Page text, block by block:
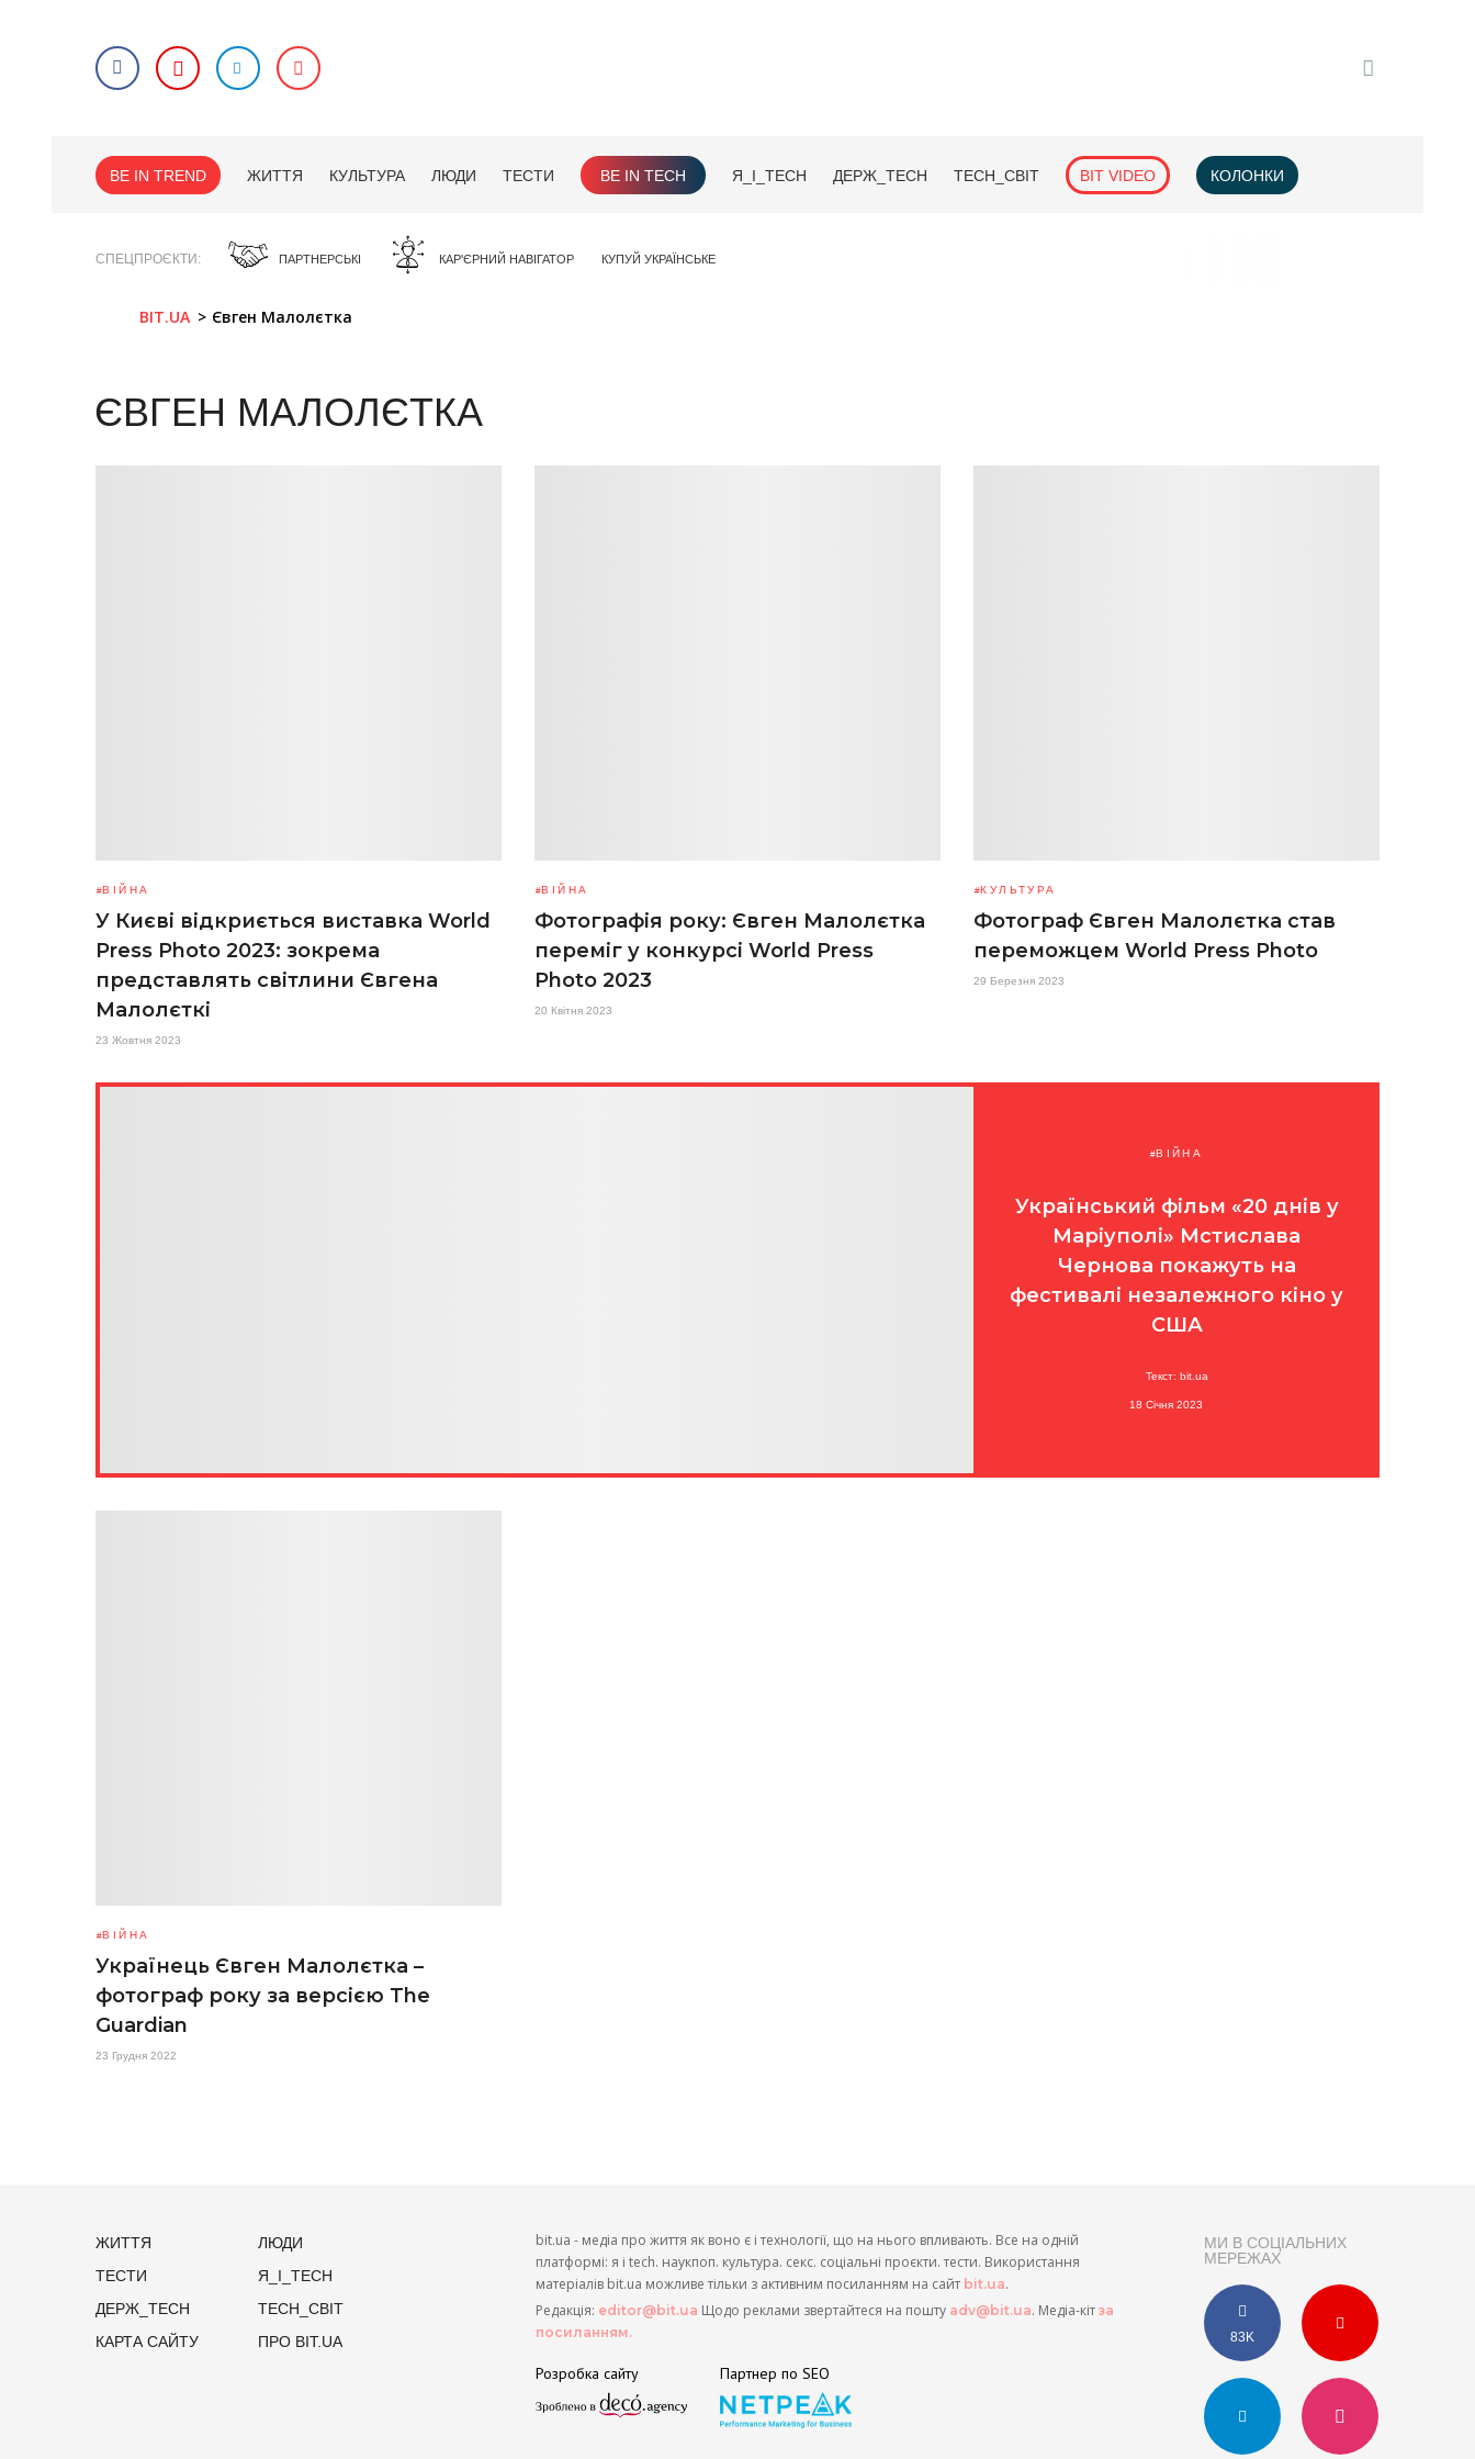
BE IN TREND ЖИТТЯ КУЛЬТУРА ЛЮДИ ТЕСТИ BE IN TECH Я_І_TECH ДЕРЖ_TECH TECH_СВІТ BIT VIDEO КОЛОНКИ
СПЕЦПРОЄКТИ ПАРТНЕРСЬКІ КАР'ЄРНИЙ НАВІГАТОР КУПУЙ УКРАЇНСЬКЕ
BIT.UA Євген Малолєтка
ЄВГЕН МАЛОЛЄТКА
ВІЙНА
У Києві відкриється виставка World
Press Photo 2023: зокрема
представлять світлини Євгена
Малолєткі
23 Жовтня 2023
ВІЙНА
Фотографія року: Євген Малолєтка
переміг у конкурсі World Press
Photo 2023
20 Квітня 2023
КУЛЬТУРА
Фотограф Євген Малолєтка став
переможцем World Press Photo
29 Березня 2023
ВІЙНА
Український фільм «20 днів у
Маріуполі» Мстислава
Чернова покажуть на
фестивалі незалежного кіно у
США
Текст: bit.ua
18 Січня 2023
ВІЙНА
Українець Євген Малолєтка –
фотограф року за версією The
Guardian
23 Грудня 2022
ЖИТТЯ
ЛЮДИ
ТЕСТИ
Я_І_TECH
ДЕРЖ_TECH
TECH_СВІТ
КАРТА САЙТУ
ПРО BIT.UA
МИ В СОЦІАЛЬНИХ
МЕРЕЖАХ
83K
bit.ua - медіа про життя як воно є і технології, що на нього впливають. Все на одній
платформі: я і tech. наукпоп. культура. секс. соціальні проєкти. тести. Використання
матеріалів bit.ua можливе тільки з активним посиланням на сайт bit.ua.
Редакція: editor@bit.ua Щодо реклами звертайтеся на пошту adv@bit.ua. Медіа-кіт за
посиланням.
Розробка сайту Партнер по SEO